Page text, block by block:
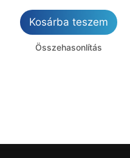
Kosárba teszem
Összehasonlítás